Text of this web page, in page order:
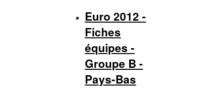
Euro 2012 -
Fiches
équipes -
Groupe B -
Pays-Bas